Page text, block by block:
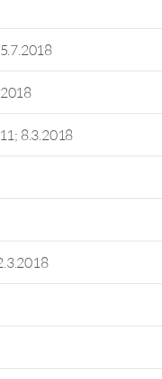
8.3.2018